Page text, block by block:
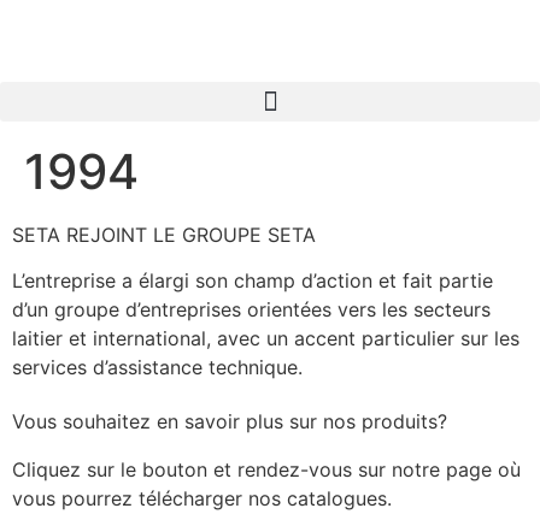
1994
SETA REJOINT LE GROUPE SETA
L’entreprise a élargi son champ d’action et fait partie
d’un groupe d’entreprises orientées vers les secteurs
laitier et international, avec un accent particulier sur les
services d’assistance technique.
Vous souhaitez en savoir plus sur nos produits?
Cliquez sur le bouton et rendez-vous sur notre page où
vous pourrez télécharger nos catalogues.